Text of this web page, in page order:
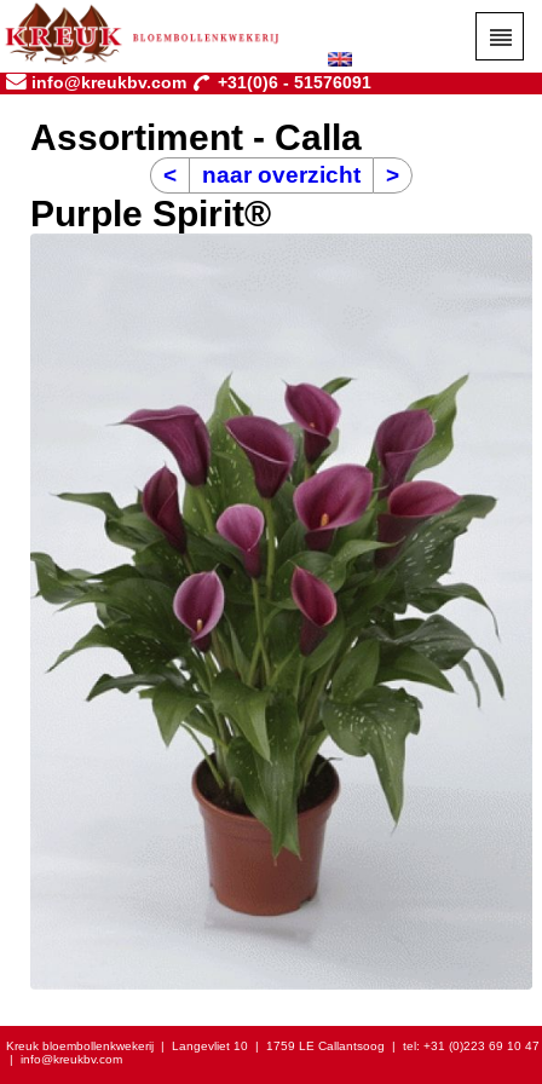
info@kreukbv.com +31(0)6 - 51576091
Assortiment - Calla
< naar overzicht >
Purple Spirit®
Kreuk bloembollenkwekerij | Langevliet 10 | 1759 LE Callantsoog | tel: +31 (0)223 69 10 47
|
info@kreukbv.com